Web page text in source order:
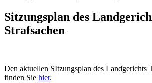
Sitzungsplan des
Strafsachen
Den aktuellen SItzungsplan des Landgerichts
finden Sie hier.